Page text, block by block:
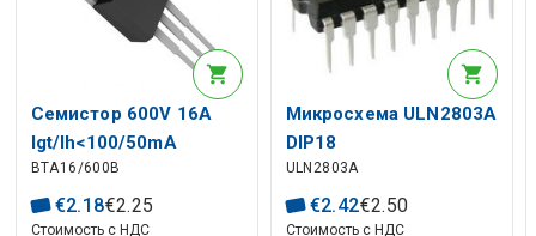
Описание искусственного интеллектаСемистор 600V 16A
Igt/Ih<100/50mA
TO220AB
BTA16/600B
€2.18€2.25
Стоимость с НДС
Микросхема ULN2803A
DIP18
ULN2803A
€2.42€2.50
Стоимость с НДС